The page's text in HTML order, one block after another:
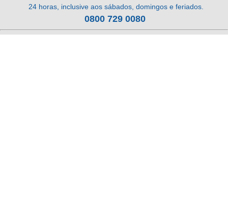
24 horas, inclusive aos sábados, domingos e feriados.
0800 729 0080